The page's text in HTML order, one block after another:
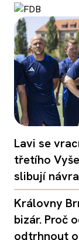
Lavi se
třetího
slibují
Královny
bizár. Proč
odtrhnout